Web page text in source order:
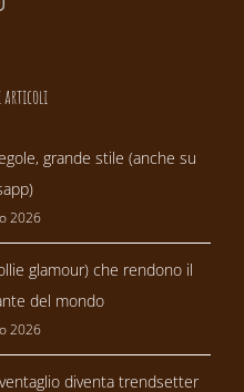
articoli
grande stile (anche su
2026
glamour) che rendono il
del mondo
2026
diventa trendsetter